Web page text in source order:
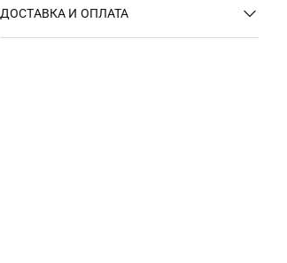
ДОСТАВКА И ОПЛАТА